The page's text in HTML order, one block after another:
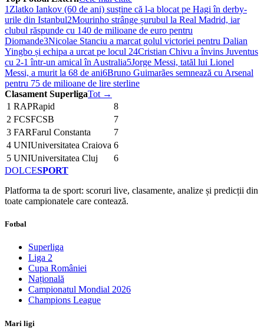
1 Zlatko Iankov (60 de ani) susține că l-a blocat pe Hagi în derby-
urile din Istanbul2Mourinho strânge șurubul la Real Madrid, iar
clubul răspunde cu 140 de milioane de euro pentru
Diomande3Nicolae Stanciu a marcat golul victoriei pentru Dalian
Yingbo și echipa a urcat pe locul 24Cristian Chivu a învins Juventus
cu 2-1 într-un amical în Australia5Jorge Messi, tatăl lui Lionel
Messi, a murit la 68 de ani6Bruno Guimarães semnează cu Arsenal
pentru 75 de milioane de lire sterline
Clasament SuperligaTot →
1 RAPRapid
8
2 FCSFCSB
7
3 FARFarul Constanta
7
4 UNIUniversitatea Craiova 6
5 UNIUniversitatea Cluj
6
DOLCESPORT
Platforma ta de sport: scoruri live, clasamente, analize și predicții din
toate campionatele care contează.
Fotbal
Superliga
Liga 2
Cupa României
Națională
Campionatul Mondial 2026
Champions League
Mari ligi